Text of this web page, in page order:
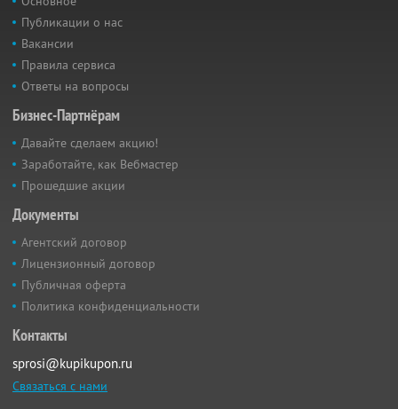
Публикации о нас
Вакансии
Правила сервиса
Ответы на вопросы
Бизнес-Партнёрам
Давайте сделаем акцию!
Заработайте, как Вебмастер
Прошедшие акции
Документы
Агентский договор
Лицензионный договор
Публичная оферта
Политика конфиденциальности
Контакты
sprosi@kupikupon.ru
Связаться с нами